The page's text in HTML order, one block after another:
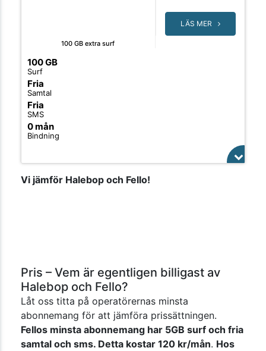
100 GB extra surf
100 GB
Surf
Fria
Samtal
Fria
SMS
0 mån
Bindning
LÄS MER
Vi jämför Halebop och Fello!
Pris – Vem är egentligen billigast av
Halebop och Fello?
Låt oss titta på operatörernas minsta
abonnemang för att jämföra prissättningen.
Fellos minsta abonnemang har 5GB surf och fria
samtal och sms. Detta kostar 120 kr/mån. Hos